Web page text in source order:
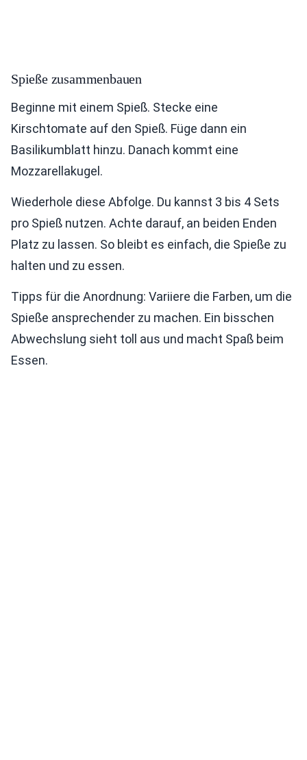
Spieße zusammenbauen
Beginne mit einem Spieß. Stecke eine
Kirschtomate auf den Spieß. Füge dann ein
Basilikumblatt hinzu. Danach kommt eine
Mozzarellakugel.
Wiederhole diese Abfolge. Du kannst 3 bis 4 Sets
pro Spieß nutzen. Achte darauf, an beiden Enden
Platz zu lassen. So bleibt es einfach, die Spieße zu
halten und zu essen.
Tipps für die Anordnung: Variiere die Farben, um die
Spieße ansprechender zu machen. Ein bisschen
Abwechslung sieht toll aus und macht Spaß beim
Essen.